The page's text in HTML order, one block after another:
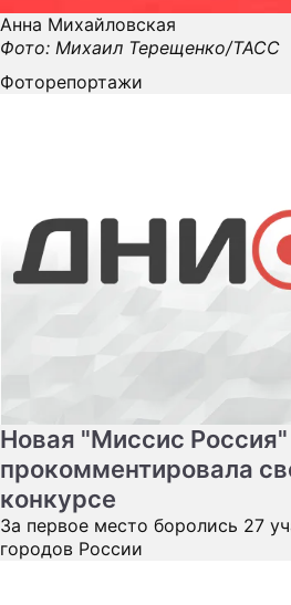
Анна Михайловская
Фото: Михаил Терещенко/ТАСС
Фоторепортажи
Новая "Миссис Россия"
прокомментировала
конкурсе
За первое место боролись 27
городов России